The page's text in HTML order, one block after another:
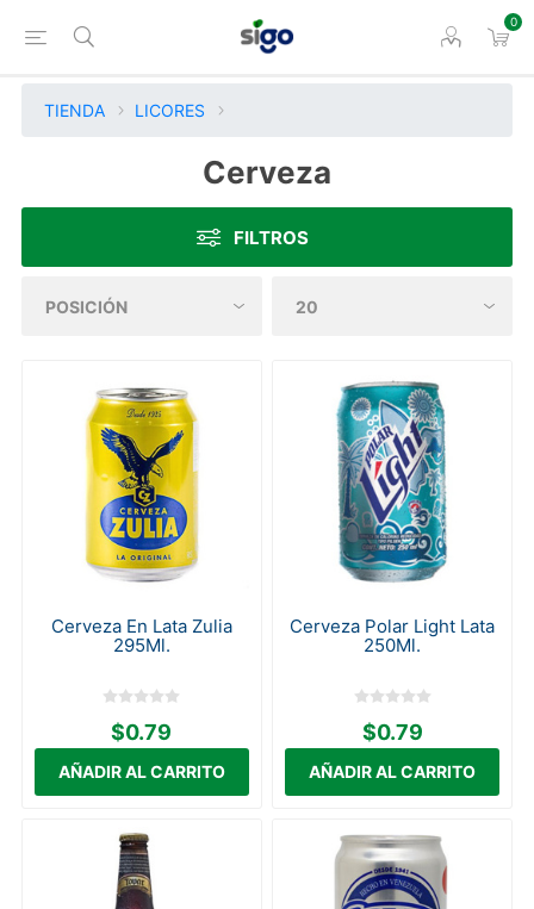
0
TIENDA LICORES
Cerveza
FILTROS
Cerveza En Lata Zulia
295Ml.
$0.79
Cerveza Polar Light Lata
250Ml.
$0.79